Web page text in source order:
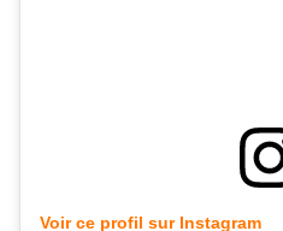
Voir ce profil sur Instagram